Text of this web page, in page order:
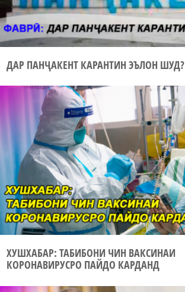
ДАР ПАНҶАКЕНТ КАРАНТИН ЭЪЛОН ШУД?
ХУШХАБАР: ТАБИБОНИ ЧИН ВАКСИНАИ
КОРОНАВИРУСРО ПАЙДО КАРДАНД